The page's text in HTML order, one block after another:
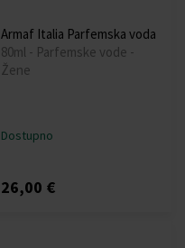
Armaf Italia Parfemska voda
80ml - Parfemske vode -
Žene
Dostupno
26,00 €